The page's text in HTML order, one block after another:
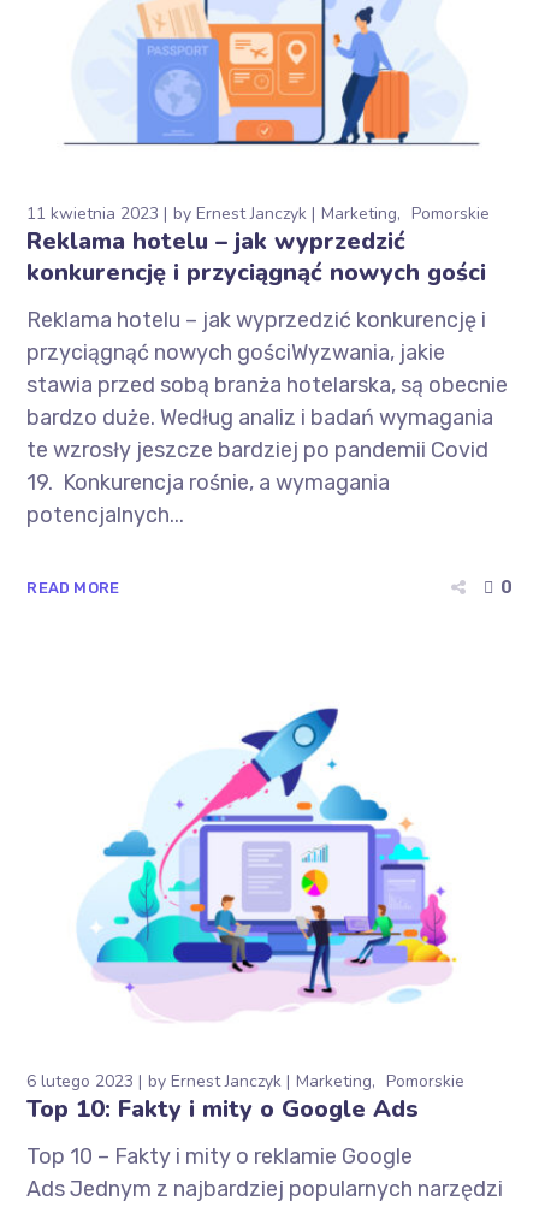
11 kwietnia 2023 byErnest Janczyk Marketing Pomorskie
Reklama hotelu – jak wyprzedzić
konkurencję i przyciągnąć nowych gości
Reklama hotelu – jak wyprzedzić konkurencję i
przyciągnąć nowych gościWyzwania, jakie
stawia przed sobą branża hotelarska, są obecnie
bardzo duże. Według analiz i badań wymagania
te wzrosły jeszcze bardziej po pandemii Covid
19. Konkurencja rośnie, a wymagania
potencjalnych...
READ MORE 0
6 lutego 2023 byErnest Janczyk Marketing Pomorskie
Top 10: Fakty i mity o Google Ads
Top 10 – Fakty i mity o reklamie Google
Ads Jednym z najbardziej popularnych narzędzi